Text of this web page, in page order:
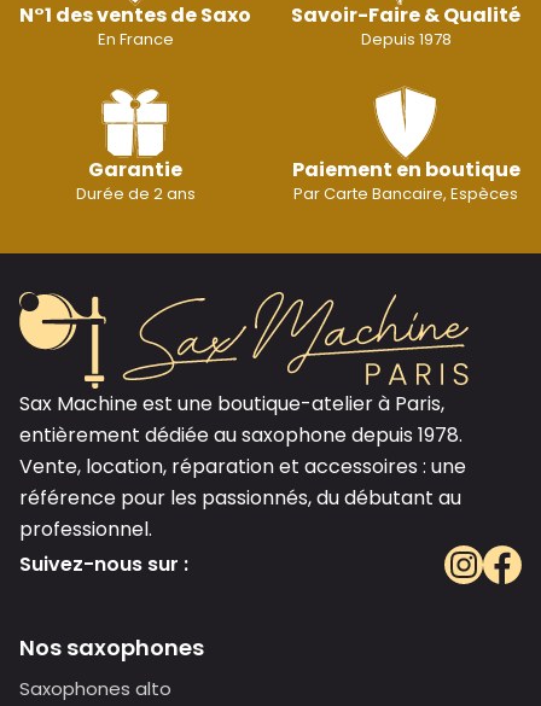
N°1 des ventes de Saxo
En France
Savoir-Faire & Qualité
Depuis 1978
Garantie
Durée de 2 ans
Paiement en boutique
Par Carte Bancaire, Espèces
Sax Machine est une boutique-atelier à Paris,
entièrement dédiée au saxophone depuis 1978.
Vente, location, réparation et accessoires : une
référence pour les passionnés, du débutant au
professionnel.
Suivez-nous sur :
Nos saxophones
Saxophones alto